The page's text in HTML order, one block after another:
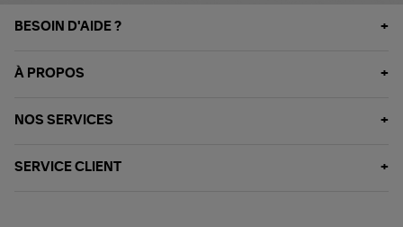
BESOIN D'AIDE ?
À PROPOS
NOS SERVICES
SERVICE CLIENT